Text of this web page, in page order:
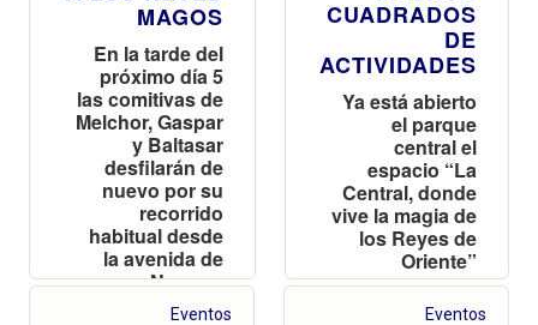
MAGOS
En la tarde del
próximo día 5
las comitivas de
Melchor, Gaspar
y Baltasar
desfilarán de
nuevo por su
recorrido
habitual desde
la avenida de
Navarro
Reverter
CUADRADOS
DE
ACTIVIDADES
Ya está abierto
el parque
central el
espacio “La
Central, donde
vive la magia de
los Reyes de
Oriente”
Eventos Eventos